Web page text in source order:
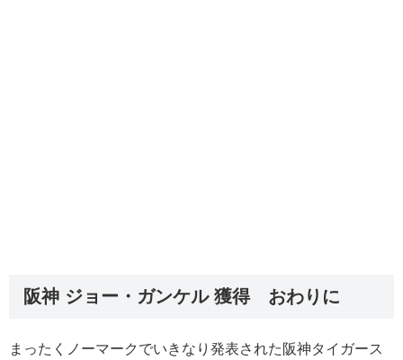
阪神 ジョー・ガンケル 獲得 おわりに
まったくノーマークでいきなり発表された阪神タイガース